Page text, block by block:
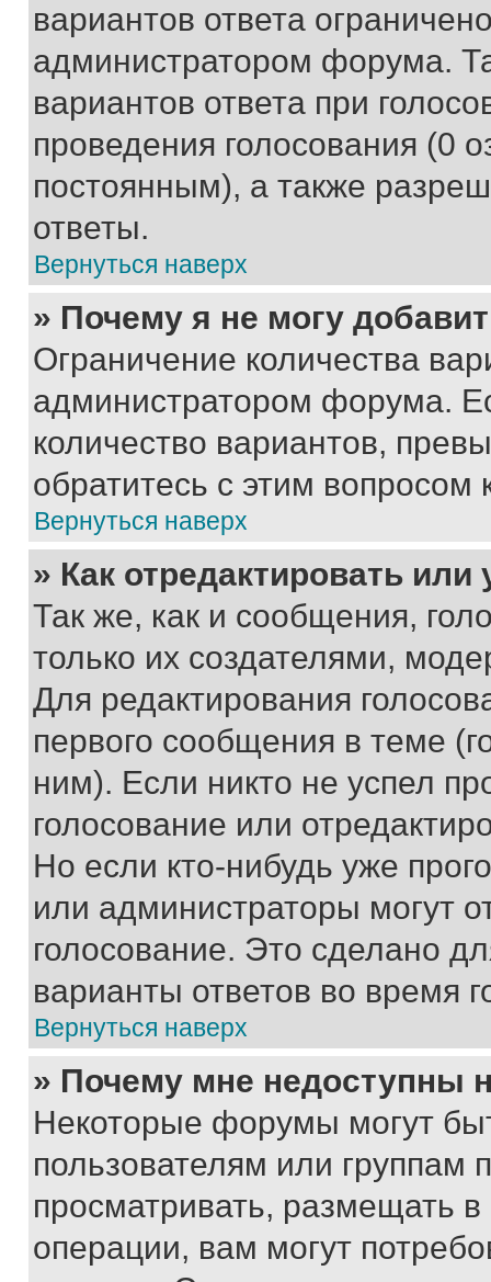
вариантов ответа
администратором форума.
вариантов ответа при
проведения голосования (0
постоянным), а также
ответы.
Вернуться наверх
» Почему я не могу
Ограничение количества
администратором форума.
количество вариантов,
обратитесь с этим вопросом
Вернуться наверх
» Как отредактировать
Так же, как и сообщения,
только их создателями,
Для редактирования
первого сообщения в теме
ним). Если никто не успел
голосование или
Но если кто-нибудь уже
или администраторы могут
голосование. Это сделано
варианты ответов во время
Вернуться наверх
» Почему мне недоступны
Некоторые форумы могут
пользователям или группам
просматривать, размещать
операции, вам могут